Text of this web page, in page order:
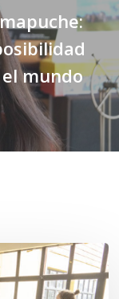
mundo